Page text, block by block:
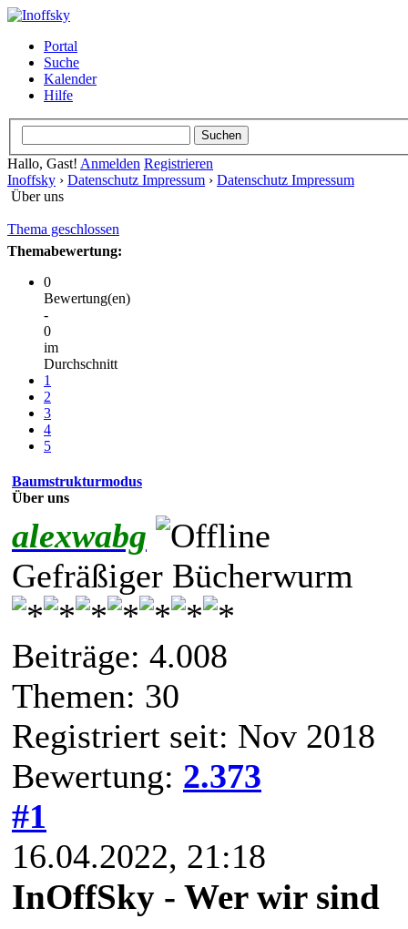
Portal
Suche
Kalender
Hilfe
Hallo, Gast! Anmelden Registrieren
Inoffsky › Datenschutz Impressum › Datenschutz Impressum
Über uns
Thema geschlossen
Themabewertung:
0
Bewertung(en)
-
0
im
Durchschnitt
1
2
3
4
5
Baumstrukturmodus
Über uns
alexwabg
Gefräßiger Bücherwurm
Beiträge: 4.008
Themen: 30
Registriert seit: Nov 2018
Bewertung: 2.373
#1
16.04.2022, 21:18
InOffSky - Wer wir sind